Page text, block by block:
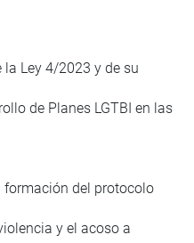
Ley 4/2023 y de su
de Planes LGTBI en las
formación del protocolo
y el acoso a